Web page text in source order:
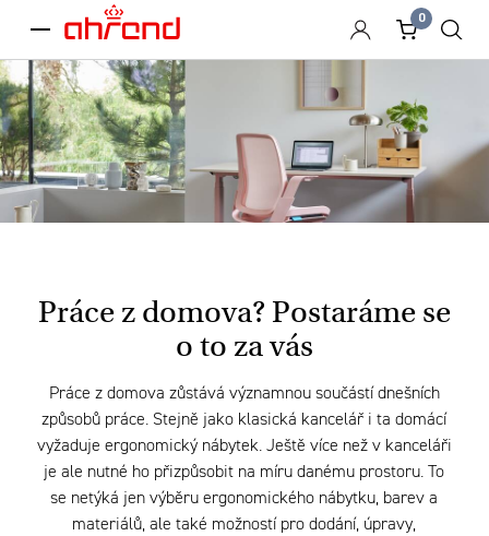
menu
0
Práce z domova? Postaráme se
o to za vás
Práce z domova zůstává významnou součástí dnešních
způsobů práce. Stejně jako klasická kancelář i ta domácí
vyžaduje ergonomický nábytek. Ještě více než v kanceláři
je ale nutné ho přizpůsobit na míru danému prostoru. To
se netýká jen výběru ergonomického nábytku, barev a
materiálů, ale také možností pro dodání, úpravy,